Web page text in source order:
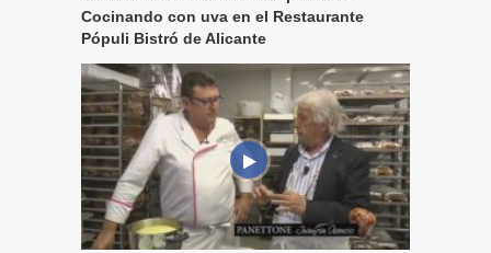
Cocinando con uva en el Restaurante
Pópuli Bistró de Alicante